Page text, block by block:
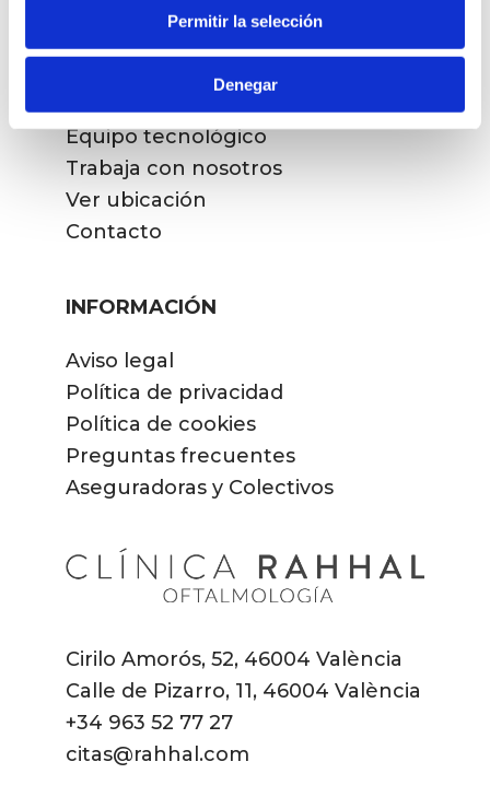
Permitir la selección
Denegar
LA CLÍNICA
Equipo médico
Equipo tecnológico
Trabaja con nosotros
Ver ubicación
Contacto
INFORMACIÓN
Aviso legal
Política de privacidad
Política de cookies
Preguntas frecuentes
Aseguradoras y Colectivos
Cirilo Amorós, 52, 46004 València
Calle de Pizarro, 11, 46004 València
+34 963 52 77 27
citas@rahhal.com